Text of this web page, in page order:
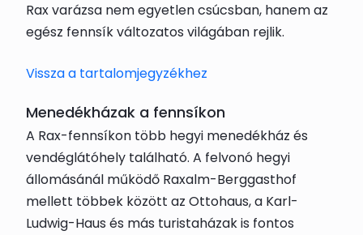
Rax varázsa nem egyetlen csúcsban, hanem az
egész fennsík változatos világában rejlik.
Vissza a tartalomjegyzékhez
Menedékházak a fennsíkon
A Rax-fennsíkon több hegyi menedékház és
vendéglátóhely található. A felvonó hegyi
állomásánál működő Raxalm-Berggasthof
mellett többek között az Ottohaus, a Karl-
Ludwig-Haus és más turistaházak is fontos